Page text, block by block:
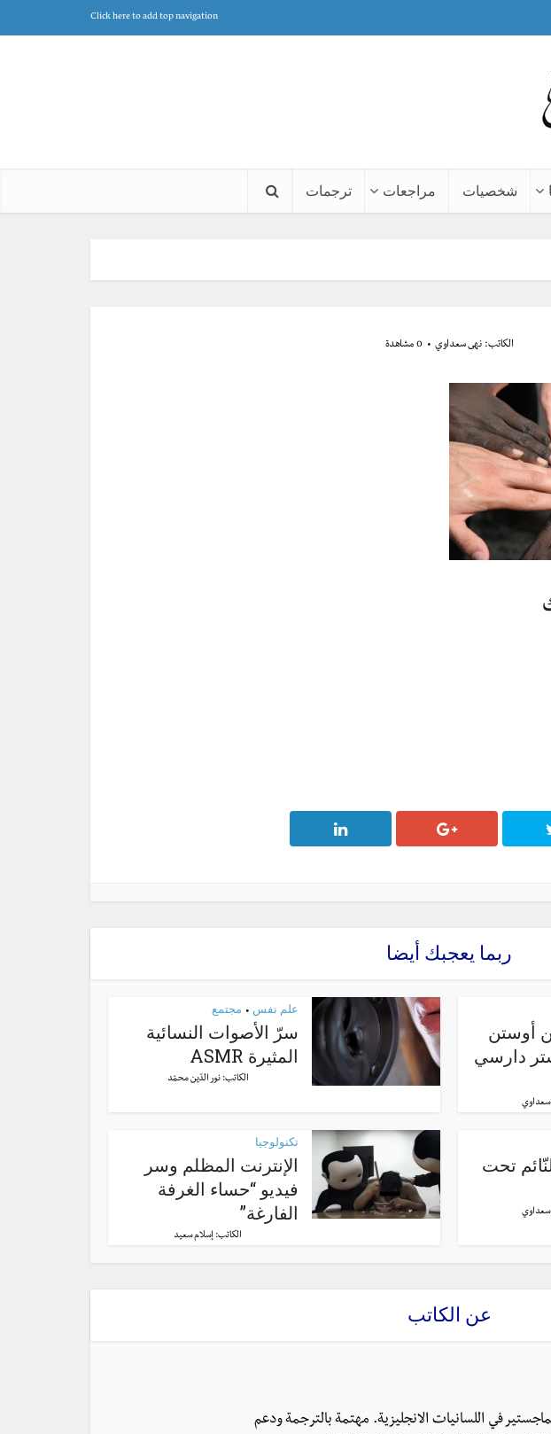
Click here to add top navigation
شخصيات مراجعات ترجمات
الكاتب:نهى سعداوي 0 مشاهدة
ربما يعجبك أيضا
أوستن
دارسي
سعداوي
علم نفس • مجتمع
سرّ الأصوات النسائية
المثيرة ASMR
الكاتب:نور الدّين محمّد
تحت
سعداوي
تكنولوجيا
الإنترنت المظلم وسر
فيديو “حساء الغرفة
الفارغة”
الكاتب: إسلام سعيد
عن الكاتب
في اللسانيات الانجليزية. مهتمة بالترجمة ودعم